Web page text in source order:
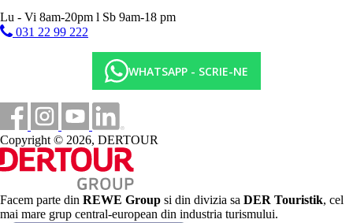
la hotel.
Categoria oficiala
5 stele
20 km
Centrul orasului
15 km
Distanta de cel mai apropiat aeroport
50 m
Magazine
Lu - Vi 8am-20pm l Sb 9am-18 pm
031 22 99 222
WHATSAPP - SCRIE-NE
Copyright © 2026, DERTOUR
Facem parte din REWE Group si din divizia sa DER Touristik, cel
mai mare grup central-european din industria turismului.